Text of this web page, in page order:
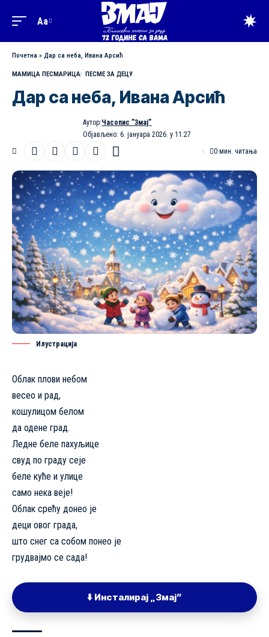
Промена
величине
фонта
Aa
Почетна » Дар са неба, Ивана Арсић
МАМИЦА ПЕСМАРИЦА ПЕСМЕ ЗА ДЕЦУ
Дар са неба, Ивана Арсић
Аутор:Часопис ”Змај”
Објављено: 6. јануара 2026. у 11:27
0 мин. читања
Илустрација
Облак плови небом
весео и рад,
кошулицом белом
да одене град.
Ледне беле пахуљице
свуд по граду сеје
беле куће и улице
само нека веје!
Облак срећу донео је
деци овог града,
што снег са собом понео је
грудвајмо се сада!
⬇️ Инсталирај „Змај”